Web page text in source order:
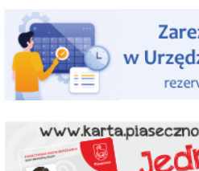
użytkowników
czytników
ekranowych Znajdujesz
się
podstronie
pamięci